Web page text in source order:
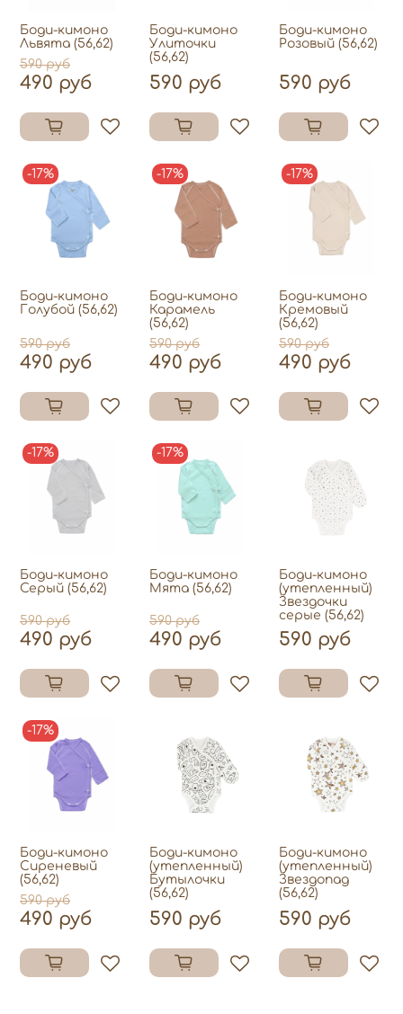
Боди-кимоно
Львята (56,62)
590 руб
490 руб
Боди-кимоно
Улиточки
(56,62)
590 руб
Боди-кимоно
Розовый (56,62)
590 руб
-17%
Боди-кимоно
Голубой (56,62)
590 руб
490 руб
-17%
Боди-кимоно
Карамель
(56,62)
590 руб
490 руб
-17%
Боди-кимоно
Кремовый
(56,62)
590 руб
490 руб
-17%
Боди-кимоно
Серый (56,62)
590 руб
490 руб
-17%
Боди-кимоно
Mята (56,62)
590 руб
490 руб
Боди-кимоно
(утепленный)
Звездочки
серые (56,62)
590 руб
-17%
Боди-кимоно
Сиреневый
(56,62)
590 руб
490 руб
Боди-кимоно
(утепленный)
Бутылочки
(56,62)
590 руб
Боди-кимоно
(утепленный)
Звездопад
(56,62)
590 руб